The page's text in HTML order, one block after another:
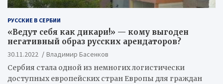
РУССКИЕ В СЕРБИИ
«Ведут себя как дикари!» — кому выгоден
негативный образ русских арендаторов?
30.11.2022
Владимир Басенков
Сербия стала одной из немногих логистически
доступных европейских стран Европы для граждан